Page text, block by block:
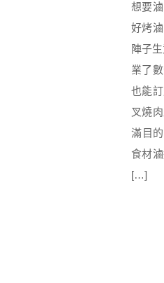
想要
好烤
陣子
業了
也能
叉燒
滿目
食材
[…]